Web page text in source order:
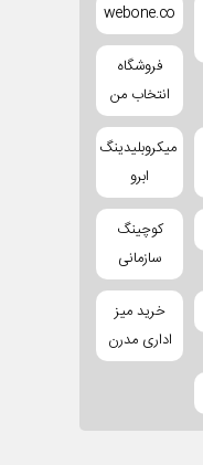
webone.co
فروشگاه
انتخاب من
میکروبلیدینگ
ابرو
کوچینگ
سازمانی
خرید میز
اداری مدرن